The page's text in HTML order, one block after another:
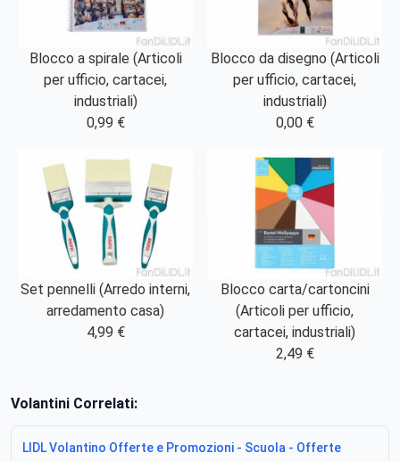
Blocco a spirale (Articoli
per ufficio, cartacei,
industriali)
0,99 €
Blocco da disegno (Articoli
per ufficio, cartacei,
industriali)
0,00 €
Set pennelli (Arredo interni,
arredamento casa)
4,99 €
Blocco carta/cartoncini
(Articoli per ufficio,
cartacei, industriali)
2,49 €
Volantini Correlati:
LIDL Volantino Offerte e Promozioni - Scuola - Offerte